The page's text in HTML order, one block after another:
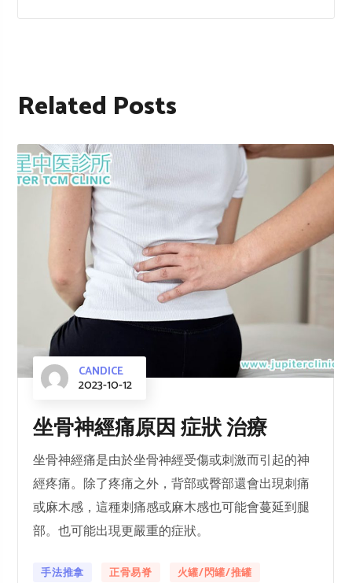
Related Posts
CANDICE
2023-10-12
坐骨神經痛原因 症狀 治療
坐骨神經痛是由於坐骨神經受傷或刺激而引起的神
經疼痛。除了疼痛之外，背部或臀部還會出現刺痛
或麻木感，這種刺痛感或麻木感也可能會蔓延到腿
部。也可能出現更嚴重的症狀。
手法推拿 正骨易脊
火罐/閃罐/推罐